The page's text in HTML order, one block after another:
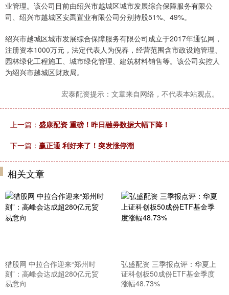
业管理。该公司目前由绍兴市越城区城市发展综合保障服务有限公
司、绍兴市越城区安禹置业有限公司分别持股51%、49%。
绍兴市越城区城市发展综合保障服务有限公司成立于2017年通弘网，
注册资本1000万元，法定代表人为倪春，经营范围含市政设施管理、
园林绿化工程施工、城市绿化管理、建筑材料销售等。该公司实控人
为绍兴市越城区财政局。
宏泰配资提示：文章来自网络，不代表本站观点。
上一篇： 盛康配资 重磅！昨日融券数据大幅下降！
下一篇： 赢正通 利好来了！突发涨停潮
相关文章
猎股网 中拉合作迎来“郑州时
刻”：高峰会达成超280亿元贸
易意向
弘盛配资 三季报点评：华夏上
证科创板50成份ETF基金季度
涨幅48.73%